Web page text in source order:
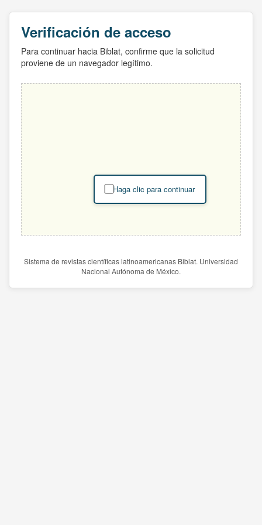
Verificación de acceso
Para continuar hacia Biblat, confirme que la solicitud
proviene de un navegador legítimo.
Haga clic para continuar
Sistema de revistas científicas latinoamericanas Biblat. Universidad
Nacional Autónoma de México.